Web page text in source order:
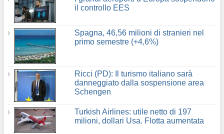
il controllo EES
Spagna, 46,56 milioni di stranieri nel
primo semestre (+4,6%)
Ricci (PD): Il turismo italiano sarà
danneggiato dalla sospensione area
Schengen
Turkish Airlines: utile netto di 197
milioni, dollari Usa. Flotta aumentata